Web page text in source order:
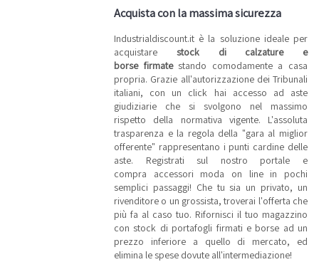
Acquista con la massima sicurezza
Industrialdiscount.it è la soluzione ideale per
acquistare stock di calzature e
borse firmatestando comodamente a casa
propria. Grazie all'autorizzazione dei Tribunali
italiani, con un click hai accesso ad aste
giudiziarie che si svolgono nel massimo
rispetto della normativa vigente. L'assoluta
trasparenza e la regola della "gara al miglior
offerente" rappresentano i punti cardine delle
aste. Registrati sul nostro portale e
compra accessori moda on line in pochi
semplici passaggi! Che tu sia un privato, un
rivenditore o un grossista, troverai l'offerta che
più fa al caso tuo. Rifornisci il tuo magazzino
con stock di portafogli firmati e borse ad un
prezzo inferiore a quello di mercato, ed
elimina le spese dovute all'intermediazione!